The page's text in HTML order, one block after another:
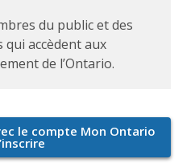
du public et des
accèdent aux
de l’Ontario.